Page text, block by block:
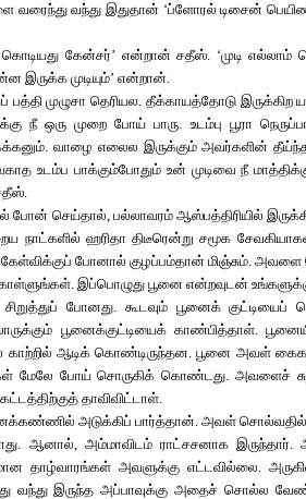
வரைந்து வந்து இதுதான் ‘ப்ளோரல் டிசைன்
கேன்சர்’ என்றான் சதீஸ். ‘முடி எல்லாம்
இருக்க முடியும்’ என்றான்.
பத்தி முழுசா தெரியல. தீக்காயத்தோடு
நீ ஒரு முறை போய் பாரு. உடம்பு பூரா
வாழை எலைல இருக்கும் அவர்களின் தீய்ந்த
உடம்ப பாக்கும்போதும் உன் முடிவை நீ
போன் செய்தால், பல்லாவரம் ஆஸ்பத்திரியில்
நாட்களில் ஹரிதா திடீரென்று சமூக
போனால் குழப்பம்தான் மிஞ்சும். அவளை
இப்பொழுது பூனை என்றவுடன்
போனது. கூடவும் பூனைக் குட்டியைப்
பூனைக்குட்டியைக் காண்பித்தாள்.
ஆடிக் கொண்டிருந்தன. பூனை அவள்
போய் சொருகிக் கொண்டது. அவளைச்
தாவிவிட்டாள்.
அடுக்கிப் பார்த்தான். அவள் சொல்வதில்
ஆனால், அம்மாவிடம் ராட்சசனாக இருந்தார்.
தாழ்வாரங்கள் அவளுக்கு எட்டவில்லை.
வந்து இருந்த அப்பாவுக்கு அதைச் சொல்ல